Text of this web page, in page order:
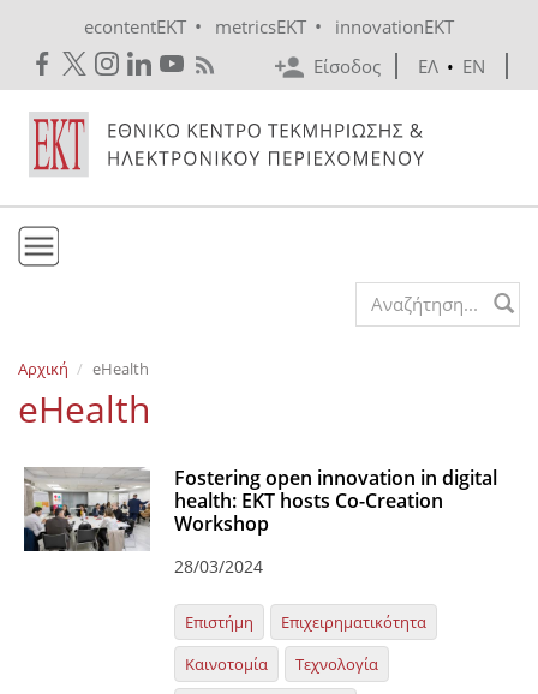
econtentEKT • metricsEKT •
innovationEKT
Είσοδος
ΕΛ • EN
Εκδόσεις
Ενημέρωση
Search form
Αρχική eHealth
eHealth
Fostering open innovation in digital
health: EKT hosts Co-Creation
Workshop
28/03/2024
Επιστήμη
Επιχειρηματικότητα
Καινοτομία
Τεχνολογία